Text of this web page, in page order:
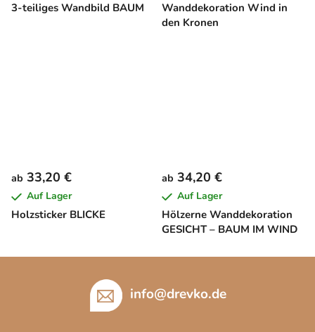
3-teiliges Wandbild BAUM
Wanddekoration Wind in
den Kronen
Holzsticker BLICKE
ab 33,20 €
Auf Lager
Hölzerne Wanddekoration
GESICHT – BAUM IM WIND
ab 34,20 €
Auf Lager
info@drevko.de